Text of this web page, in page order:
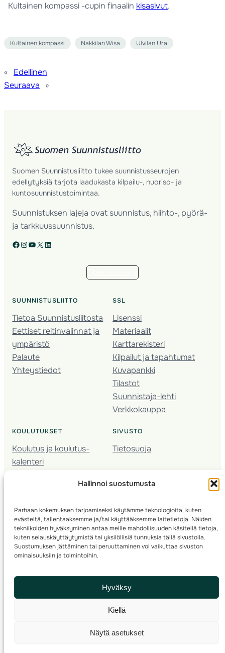
Hallinnoi suostumusta
Parhaan kokemuksen tarjoamiseksi käytämme teknologioita, kuten
evästeitä, tallentaaksemme ja/tai käyttääksemme laitetietoja. Näiden
tekniikoiden hyväksyminen antaa meille mahdollisuuden käsitellä tietoja,
kuten selauskäyttäytymistä tai yksilöllisiä tunnuksia tällä sivustolla.
Suostumuksen jättäminen tai peruuttaminen voi vaikuttaa sivuston
ominaisuuksiin ja toimintoihin.
Hyväksy
Kiellä
Näytä asetukset
Kultainen kompassi -cupin finaalin kisasivut.
Kultainen kompassi Nakkilan Wisa Ulvilan Ura
«
Edellinen
Seuraava
»
Suomen Suunnistusliitto tukee suunnistusseurojen
edellytyksiä tarjota laadukasta kilpailu-, nuoriso- ja
kuntosuunnistustoimintaa.
Suunnistuksen lajeja ovat suunnistus, hiihto-, pyörä-
ja tarkkuussuunnistus.
Facebook Instagram YouTube X LinkedIn
SUUNNISTUSLIITTO
Tietoa Suunnistusliitosta
Eettiset reitinvalinnat ja
ympäristö
Palaute
Yhteystiedot
SSL
Lisenssi
Materiaalit
Karttarekisteri
Kilpailut ja tapahtumat
Kuvapankki
Tilastot
Suunnistaja-lehti
Verkkokauppa
KOULUTUKSET
Koulutus ja koulutus­
kalenteri
Seura­kehittäminen
Kartoitus
Ratamestari
SIVUSTO
Tietosuoja
© 2025 ·Suomen Suunnistusliitto· Valimotie 10, 00380 Helsinki, Finland
info(a)suunnistusliitto.fi,Rastilipun asiat: rastilippu(a)suunnistusliitto.fi
Kilpailut ja kuntorastit – Rastilippu:::Rastilipun ohjeet